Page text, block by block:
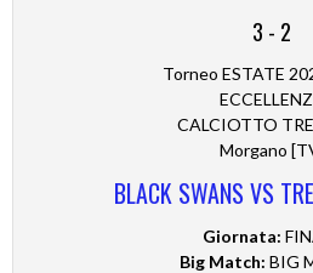
3 - 2
Torneo ESTATE
CALCIOTTO
Morgano
BLACK SWANS VS
Giornata:
Big Match: BIG